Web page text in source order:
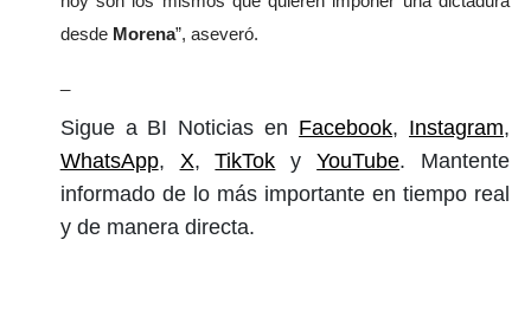
desde Morena”, aseveró.
Sigue a BI Noticias en Facebook, Instagram,
WhatsApp, X,TikTok yYouTube. Mantente
informado de lo más importante en tiempo real
y de manera directa.